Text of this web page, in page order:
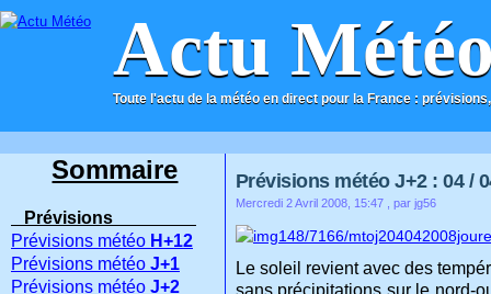
Actu
Toute l'actu de la météo en direct pour la France :
ACCUEIL CONTACT
Prévisions météo J+2 : 04 /
Mercredi 2 Avril 2008, 15:47 , par jg56
Le soleil revient avec des
sans précipitations sur le nord-
Sommaire
Prévisions
Prévisions météo H+12
Prévisions météo J+1
Prévisions météo J+2